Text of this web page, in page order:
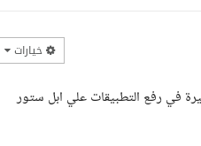
خيارات
في رفع التطبيقات علي ابل ستور